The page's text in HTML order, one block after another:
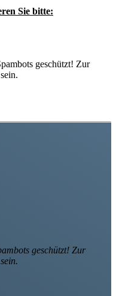
Sie bitte:
geschützt! Zur
geschützt! Zur